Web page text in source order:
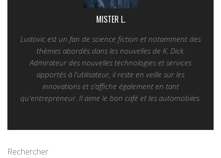
MISTER L.
Ludovic est un fan de science fiction et notamment des
thèmes abordés dans les nouvelles de K. Dick.
Admirateur des nouvelles technologies et services
apportés à l'utilisateur, il reste en veille sur les
innovations et s'affiche également en tant
qu'entrepreneur. Il aime le bon café et les automobiles.
Rechercher